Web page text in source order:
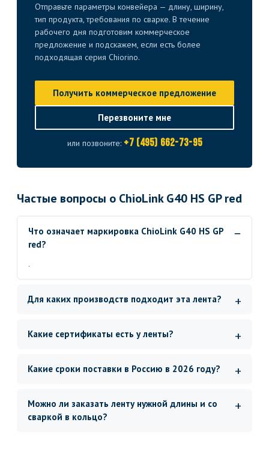
Отправьте параметры конвейера — длину, ширину,
тип продукта, требования по сварке. В течение
рабочего дня подготовим коммерческое
предложение и подскажем, если есть более
подходящая серия Chiorino.
Получить коммерческое предложение
Перезвоните мне
или позвоните: +7 (495) 662-73-95
Частые вопросы о ChioLink G40 HS GP red
Что означает маркировка ChioLink G40 HS GP
red?
.
Для каких производств подходит эта лента?
Какие сертификаты есть у ленты?
Какие сроки поставки в Россию в 2026 году?
Можно ли заказать ленту нужной длины и со
сваркой в кольцо?